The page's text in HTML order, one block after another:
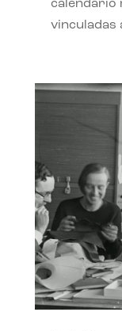
calendario
vinculadas